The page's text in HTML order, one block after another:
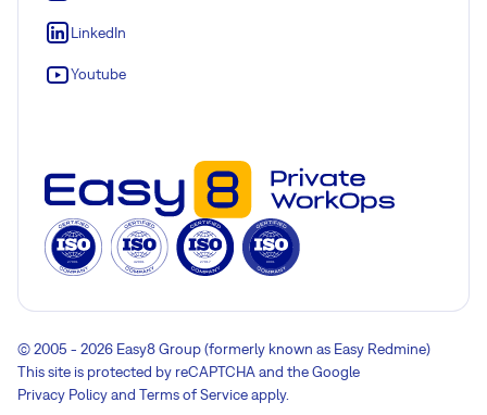
LinkedIn
Youtube
© 2005 - 2026 Easy8 Group (formerly known as Easy Redmine)
This site is protected by reCAPTCHA and the Google
Privacy Policyand Terms of Serviceapply.